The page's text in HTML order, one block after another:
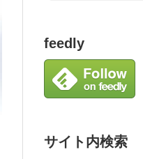
feedly
サイト内検索